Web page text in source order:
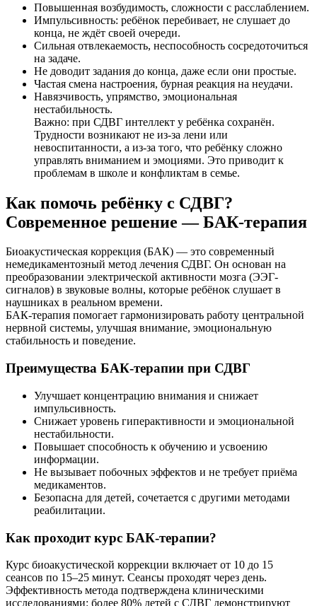
Повышенная возбудимость, сложности с расслаблением.
Импульсивность: ребёнок перебивает, не слушает до
конца, не ждёт своей очереди.
Сильная отвлекаемость, неспособность сосредоточиться
на задаче.
Не доводит задания до конца, даже если они простые.
Частая смена настроения, бурная реакция на неудачи.
Навязчивость, упрямство, эмоциональная
нестабильность.
Важно: при СДВГ интеллект у ребёнка сохранён.
Трудности возникают не из-за лени или
невоспитанности, а из-за того, что ребёнку сложно
управлять вниманием и эмоциями. Это приводит к
проблемам в школе и конфликтам в семье.
Как помочь ребёнку с СДВГ?
Современное решение — БАК-терапия
Биоакустическая коррекция (БАК) — это современный
немедикаментозный метод лечения СДВГ. Он основан на
преобразовании электрической активности мозга (ЭЭГ-
сигналов) в звуковые волны, которые ребёнок слушает в
наушниках в реальном времени.
БАК-терапия помогает гармонизировать работу центральной
нервной системы, улучшая внимание, эмоциональную
стабильность и поведение.
Преимущества БАК-терапии при СДВГ
Улучшает концентрацию внимания и снижает
импульсивность.
Снижает уровень гиперактивности и эмоциональной
нестабильности.
Повышает способность к обучению и усвоению
информации.
Не вызывает побочных эффектов и не требует приёма
медикаментов.
Безопасна для детей, сочетается с другими методами
реабилитации.
Как проходит курс БАК-терапии?
Курс биоакустической коррекции включает от 10 до 15
сеансов по 15–25 минут. Сеансы проходят через день.
Эффективность метода подтверждена клиническими
исследованиями: более 80% детей с СДВГ демонстрируют